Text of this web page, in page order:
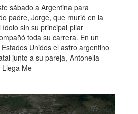
sábado a Argentina para
padre, Jorge, que murió en la
sin su principal pilar
toda su carrera. En un
Unidos el astro argentino
junto a su pareja, Antonella
Me